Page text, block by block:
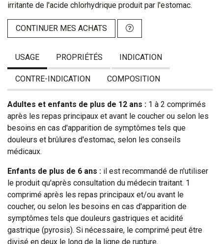
irritante de l'acide chlorhydrique produit par l'estomac.
CONTINUER MES ACHATS
USAGE PROPRIÉTÉS INDICATION
CONTRE-INDICATION COMPOSITION
Adultes et enfants de plus de 12 ans : 1 à 2 comprimés
après les repas principaux et avant le coucher ou selon les
besoins en cas d'apparition de symptômes tels que
douleurs et brûlures d'estomac, selon les conseils
médicaux.
Enfants de plus de 6 ans : il est recommandé de n'utiliser
le produit qu'après consultation du médecin traitant. 1
comprimé après les repas principaux et/ou avant le
coucher, ou selon les besoins en cas d'apparition de
symptômes tels que douleurs gastriques et acidité
gastrique (pyrosis). Si nécessaire, le comprimé peut être
divisé en deux le long de la ligne de rupture.